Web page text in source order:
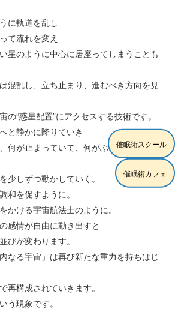
に軌道を乱し
て流れを変え
星のように中心に居座ってしまうことも
混乱し、立ち止まり、進むべき方向を見
の“惑星配置”にアクセスする技術です。
と静かに降りていき
何が止まっていて、何がぶつかっている
少しずつ動かしていく。
和を促すように。
かける宇宙航法士のように。
感情が自由に動き出すと
びが変わります。
なる宇宙」は再び新たな重力を持ちはじ
再構成されていきます。
う現象です。
催眠術スクール
催眠術カフェ